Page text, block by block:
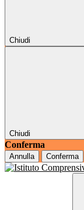
Chiudi
Chiudi
Conferma
Annulla Conferma